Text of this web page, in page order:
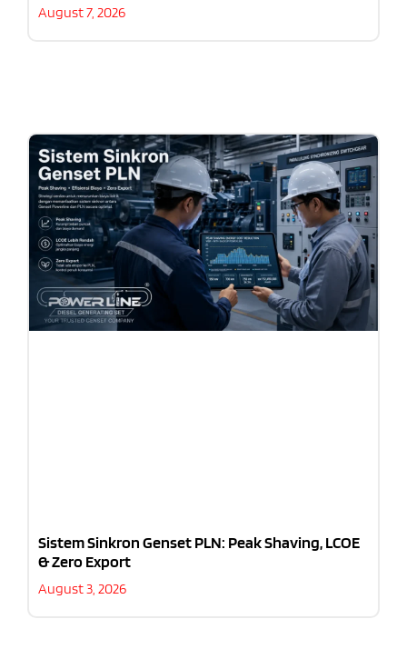
August 7, 2026
Sistem Sinkron Genset PLN: Peak Shaving, LCOE
& Zero Export
August 3, 2026